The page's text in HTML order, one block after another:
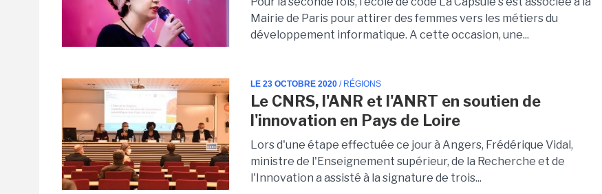
Mairie de Paris pour attirer des femmes vers les métiers du
développement informatique. A cette occasion, une...
LE 23 OCTOBRE 2020 / RÉGIONS
Le CNRS, l'ANR et l'ANRT en soutien de
l'innovation en Pays de Loire
Lors d'une étape effectuée ce jour à Angers, Frédérique Vidal,
ministre de l'Enseignement supérieur, de la Recherche et de
l'Innovation a assisté à la signature de trois...